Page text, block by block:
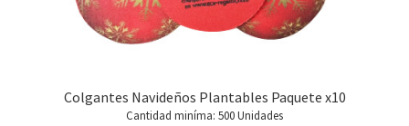
Colgantes Navideños Plantables Paquete x10
Cantidad miníma: 500 Unidades